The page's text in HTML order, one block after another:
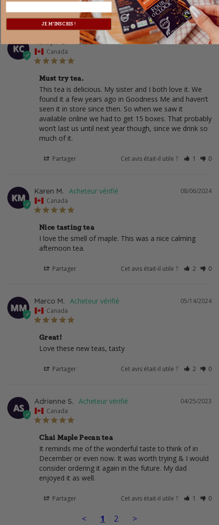
Cet avis était-il utile ? 0 0
KC
12/05/2025
Canada
Must try tea.
This tea is delicious. My sister and I both love it. We
found it a few years ago in Goodness Me and haven’t
seen it in store since then. So when we saw it
available online we had to get 15 boxes. That probably
won’t last us until next year though, since we drink so
much of it.
Partager Cet avis était-il utile ? 1 0
KM
08/06/2024
Karen M.
Canada
Nice tasting tea
I love the smell of maple. This was a nice calming
afternoon tea.
Partager Cet avis était-il utile ? 2 0
MM
05/14/2024
Marco M.
Canada
Great!
Love these new teas, tasty
Partager Cet avis était-il utile ? 2 0
AS
04/25/2023
Adrienne S.
Canada
Chai Maple Pecan tea
It reminds me of the wonderful taste to think of in
December or even now. It was worth trying & I would
consider ordering it again in the future. My dad
enjoyed it as well.
Partager Cet avis était-il utile ? 1 0
< 1 2 >
JE M'INSCRIS !